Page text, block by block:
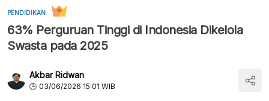
PENDIDIKAN
63% Perguruan Tinggi di Indonesia Dikelola
Swasta pada 2025
Akbar Ridwan
03/06/2026 15:01 WIB